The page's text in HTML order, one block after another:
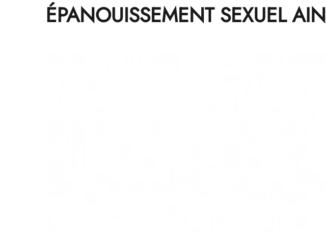
ÉPANOUISSEMENT SEXUEL AIN